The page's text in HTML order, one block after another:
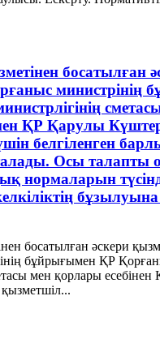
босатылған
министрінің
ҚР Қарулы
белгіленген
Осы талапты
нормаларын
босатылған әскери
бұйрығымен ҚР
мен қорлары